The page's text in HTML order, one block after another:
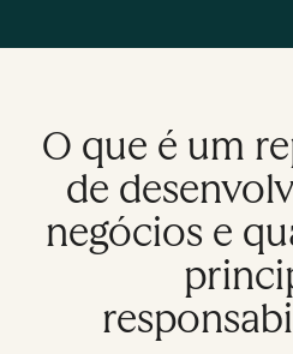
O que é um
de
negócios e